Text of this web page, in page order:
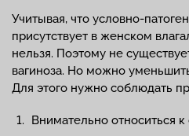
Учитывая, что условно-
присутствует в женском
нельзя. Поэтому не
вагиноза. Но можно
Для этого нужно соблюдать
Внимательно относиться